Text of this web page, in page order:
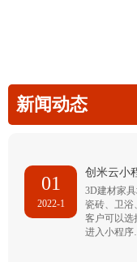
新闻动态
01
2022-1
创米云小
3D建材家
瓷砖、卫浴
客户可以选
进入小程